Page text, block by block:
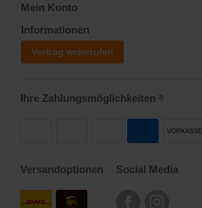
Mein Konto
Informationen
Vertrag widerrufen
Ihre Zahlungsmöglichkeiten 2)
VORKASSE
Versandoptionen Social Media